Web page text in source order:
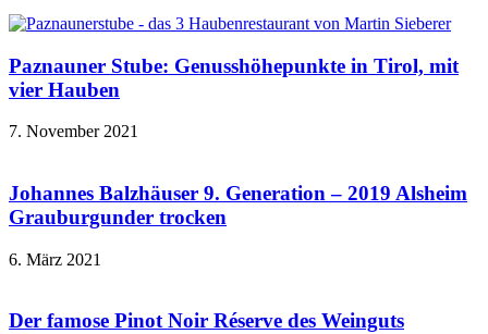
Paznauner Stube: Genusshöhepunkte in Tirol, mit
vier Hauben
7. November 2021
Johannes Balzhäuser 9. Generation – 2019 Alsheim
Grauburgunder trocken
6. März 2021
Der famose Pinot Noir Réserve des Weinguts